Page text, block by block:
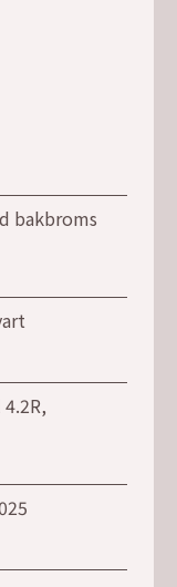
bakbroms
kr.
kr.